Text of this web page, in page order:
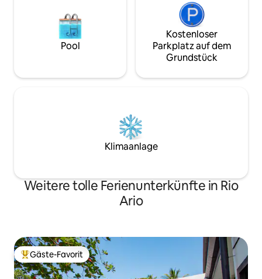
Pool
Kostenloser
Parkplatz auf dem
Grundstück
Klimaanlage
Weitere tolle Ferienunterkünfte in Rio
Ario
Beliebter Gäste-Favorit.
Gäste-Favorit